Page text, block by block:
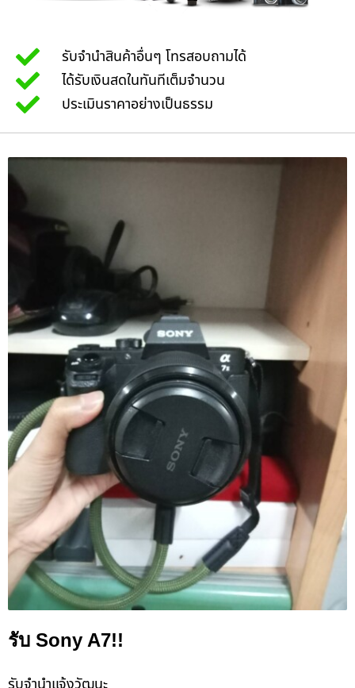
รับจำนำสินค้าอื่นๆ โทรสอบถามได้
ได้รับเงินสดในทันทีเต็มจำนวน
ประเมินราคาอย่างเป็นธรรม
รับ Sony A7!!